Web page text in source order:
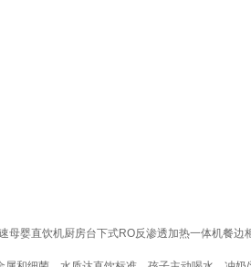
母婴直饮机厨房台下式RO反渗透加热一体机餐